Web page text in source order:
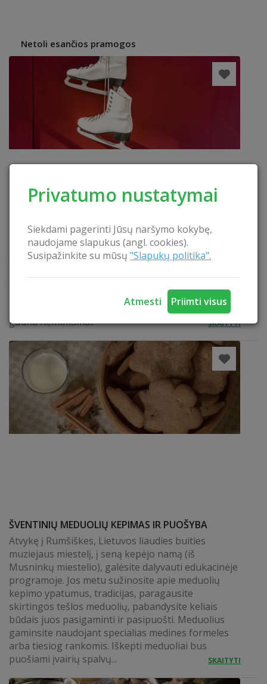
Privatumo nustatymai
Siekdami pagerinti Jūsų naršymo kokybę,
naudojame slapukus (angl. cookies).
Susipažinkite su mūsų "Slapukų politika".
Atmesti Priimti visus
Netoli esančios pramogos
ČIUOŽINĖJIMAS ANT LEDO SU PAČIŪŽOM
Žiemos metu apsistoję sodyboje "Bagrėnžaris"
nukasa, o tada prasideda tikrosios linksmybės -
čiuožinėjimas. Pačiūžas apsistoję sodybos svečiai
gauna nemokamai.
SKAITYTI
ŠVENTINIŲ MEDUOLIŲ KEPIMAS IR PUOŠYBA
Atvykę į Rumšiškes, Lietuvos liaudies buities
muziejaus miestelį, į seną kepėjo namą (iš
Musninkų miestelio), galėsite dalyvauti edukacinėje
programoje. Jos metu sužinosite apie meduolių
kepimo ypatumus, tradicijas, paragausite
skirtingos tešlos meduolių, pabandysite keliais
būdais juos pasigaminti ir pasipuošti. Meduolius
gaminsite naudojant specialias medines formeles
arba tiesiog rankomis. Iškepti meduoliai bus
puošiami įvairių spalvų...
SKAITYTI